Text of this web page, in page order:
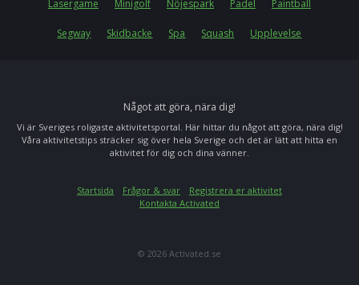
Lasergame Minigolf Nöjespark Padel Paintball
Segway Skidbacke Spa Squash Upplevelse
Något att göra, nära dig!
Vi är Sveriges roligaste aktivitetsportal. Här hittar du något att göra, nära dig!
Våra aktivitetstips sträcker sig över hela Sverige och det är lätt att hitta en
aktivitet för dig och dina vänner.
Startsida Frågor & svar
Registrera er aktivitet
Kontakta Activated
© 2026 Activated.se